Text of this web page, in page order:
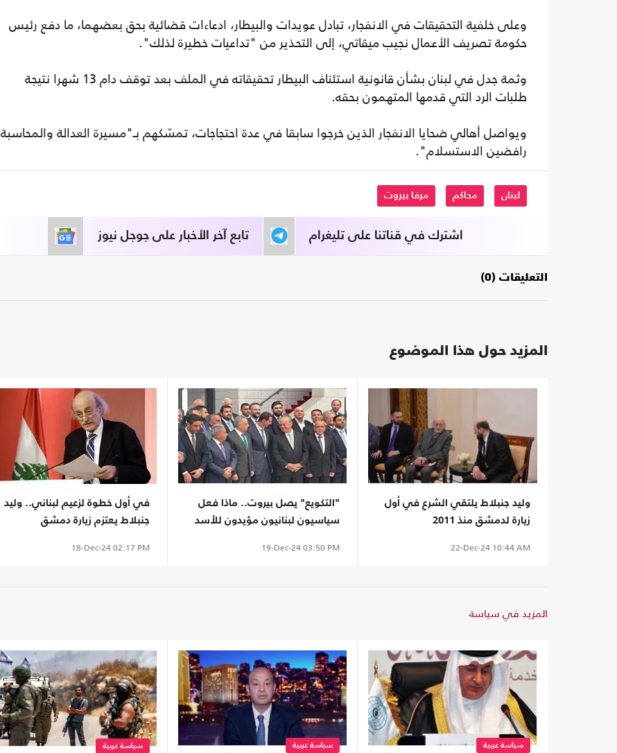
وعلى خلفية التحقيقات في الانفجار، تبادل عويدات والبيطار، ادعاءات قضائية بحق بعضهما، ما دفع رئيس
حكومة تصريف الأعمال نجيب ميقاتي، إلى التحذير من "تداعيات خطيرة لذلك".
وثمة جدل في لبنان بشأن قانونية استئناف البيطار تحقيقاته في الملف بعد توقف دام 13 شهرا نتيجة
طلبات الرد التي قدمها المتهمون بحقه.
ويواصل أهالي ضحايا الانفجار الذين خرجوا سابقا في عدة احتجاجات، تمسّكهم بـ"مسيرة العدالة والمحاسبة
رافضين الاستسلام".
لبنان محاكم مرفا بيروت
تابع آخر الأخبار على جوجل نيوز اشترك في قناتنا على تليغرام
التعليقات (0)
المزيد حول هذا الموضوع
وليد جنبلاط يلتقي الشرع في أول
زيارة لدمشق منذ 2011
22-Dec-24 10:44 AM
"التكويع" يصل بيروت.. ماذا فعل
سياسيون لبنانيون مؤيدون للأسد
19-Dec-2403:50 PM
في أول خطوة لزعيم لبناني.. وليد
جنبلاط يعتزم زيارة دمشق
18-Dec-2402:17 PM
المزيد في سياسة
سياسة عربية سياسة عربية سياسة عربية